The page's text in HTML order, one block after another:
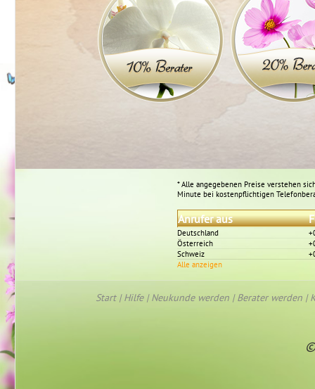
* Alle angegebenen Preise verstehen
Minute bei kostenpflichtigen
Anrufer aus
Deutschland
Österreich
Schweiz
Alle anzeigen
Start|Hilfe|Neukunde werden |Berater werden |